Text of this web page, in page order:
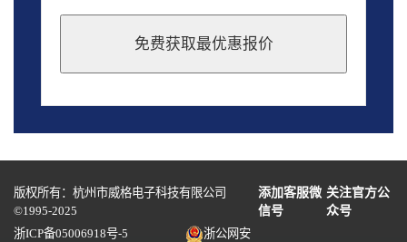
免费获取最优惠报价
should
blank
版权所有：杭州市威格电子科技有限公司
©1995-2025
添加客服微
信号
关注官方公
众号
浙ICP备05006918号-5
浙公网安